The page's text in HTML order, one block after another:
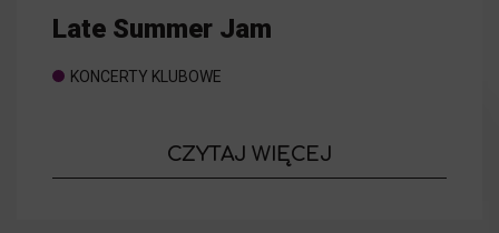
Late Summer Jam
KONCERTY KLUBOWE
CZYTAJ WIĘCEJ
Late